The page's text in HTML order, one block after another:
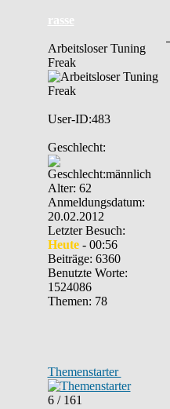
rasse
Arbeitsloser Tuning
Freak
User-ID:483
Geschlecht:
Alter: 62
Anmeldungsdatum:
20.02.2012
Letzter Besuch:
Heute- 00:56
Beiträge: 6360
Benutzte Worte:
1524086
Themen: 78
Themenstarter
6 / 161